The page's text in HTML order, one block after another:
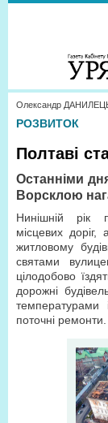
Олександр
РОЗВИТОК
Полтаві
Останніми
Ворсклою
Нинішній рік
місцевих
житловому
святами
цілодобово
дорожні
температурами
поточні ремонти.